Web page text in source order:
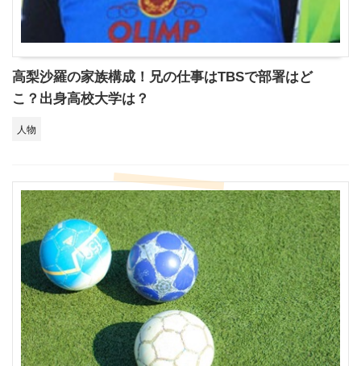
高梨沙羅の家族構成！兄の仕事はTBSで部署はど
こ？出身高校大学は？
人物